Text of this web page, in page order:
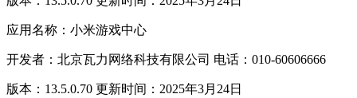
应用名称：小米游戏中心
开发者：北京瓦力网络科技有限公司 电话：010-60606666
版本：13.5.0.70 更新时间：2025年3月24日